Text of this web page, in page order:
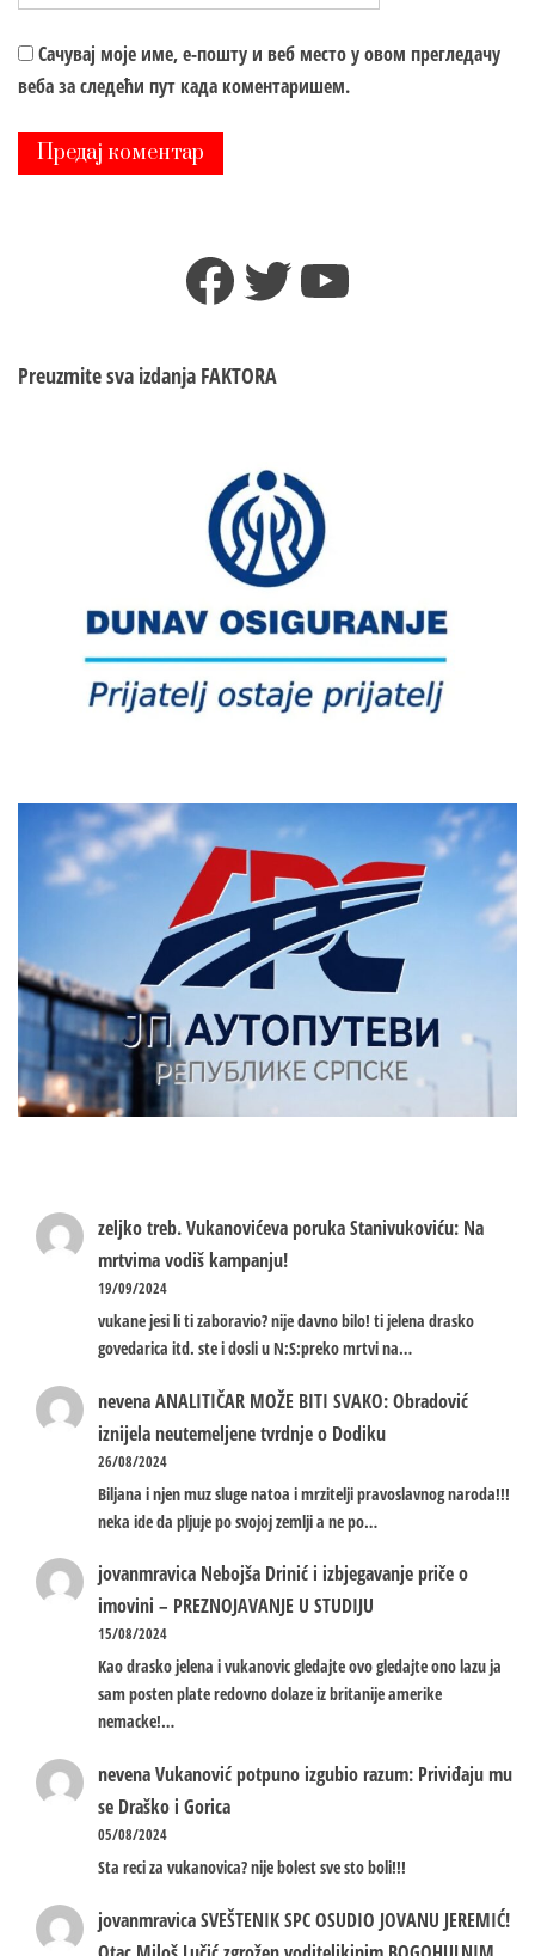
Сачувај моје име, е-пошту и веб место у овом прегледачу
веба за следећи пут када коментаришем.
Facebook
TwitterYouTube
Preuzmite sva izdanja FAKTORA
zeljko treb.Vukanovićeva poruka Stanivukoviću: Na
mrtvima vodiš kampanju!
19/09/2024
vukane jesi li ti zaboravio? nije davno bilo! ti jelena drasko
govedarica itd. ste i dosli u N:S:preko mrtvi na…
nevenaANALITIČAR MOŽE BITI SVAKO: Obradović
iznijela neutemeljene tvrdnje o Dodiku
26/08/2024
Biljana i njen muz sluge natoa i mrzitelji pravoslavnog naroda!!!
neka ide da pljuje po svojoj zemlji a ne po…
jovanmravica Nebojša Drinić i izbjegavanje priče o
imovini – PREZNOJAVANJE U STUDIJU
15/08/2024
Kao drasko jelena i vukanovic gledajte ovo gledajte ono lazu ja
sam posten plate redovno dolaze iz britanije amerike
nemacke!…
nevenaVukanović potpuno izgubio razum: Priviđaju mu
se Draško i Gorica
05/08/2024
Sta reci za vukanovica? nije bolest sve sto boli!!!
jovanmravicaSVEŠTENIK SPC OSUDIO JOVANU JEREMIĆ!